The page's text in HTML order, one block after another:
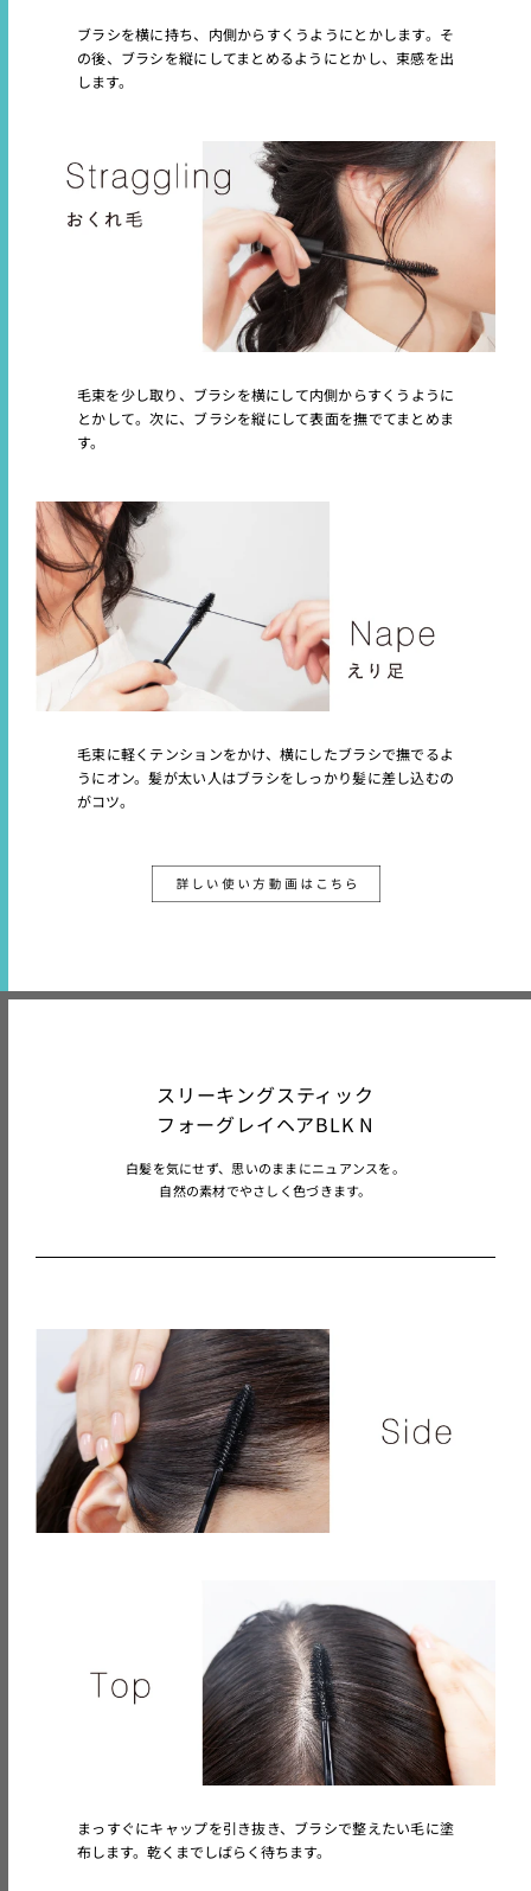
ブラシを横に持ち、内側からすくうようにとかします。そ
の後、ブラシを縦にしてまとめるようにとかし、束感を出
します。
毛束を少し取り、ブラシを横にして内側からすくうように
とかして。次に、ブラシを縦にして表面を撫でてまとめま
す。
毛束に軽くテンションをかけ、横にしたブラシで撫でるよ
うにオン。髪が太い人はブラシをしっかり髪に差し込むの
がコツ。
スリーキングスティック
フォーグレイヘアBLK N
白髪を気にせず、思いのままにニュアンスを。
自然の素材でやさしく色づきます。
まっすぐにキャップを引き抜き、ブラシで整えたい毛に塗
布します。乾くまでしばらく待ちます。